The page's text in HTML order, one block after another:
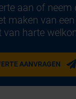
aan of neem
maken van
van harte
AANVRAGEN